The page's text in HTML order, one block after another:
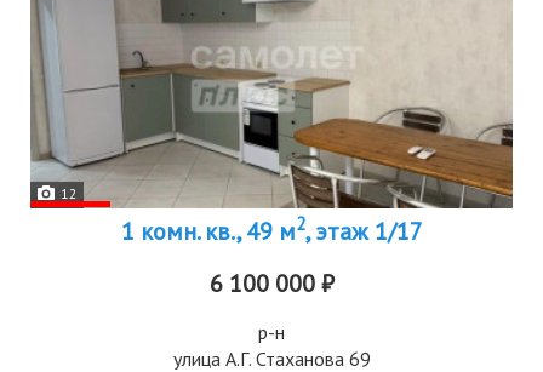
12
1 комн. кв., 49 м2, этаж 1/17
6 100 000 ₽
р-н
улица А.Г. Стаханова 69